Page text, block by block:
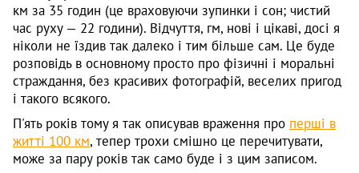
км за 35 годин (це враховуючи зупинки і сон; чистий
час руху — 22 години). Відчуття, гм, нові і цікаві, досі я
ніколи не їздив так далеко і тим більше сам. Це буде
розповідь в основному просто про фізичні і моральні
страждання, без красивих фотографій, веселих пригод
і такого всякого.
П'ять років тому я так описував враження про перші в
житті 100 км, тепер трохи смішно це перечитувати,
може за пару років так само буде і з цим записом.